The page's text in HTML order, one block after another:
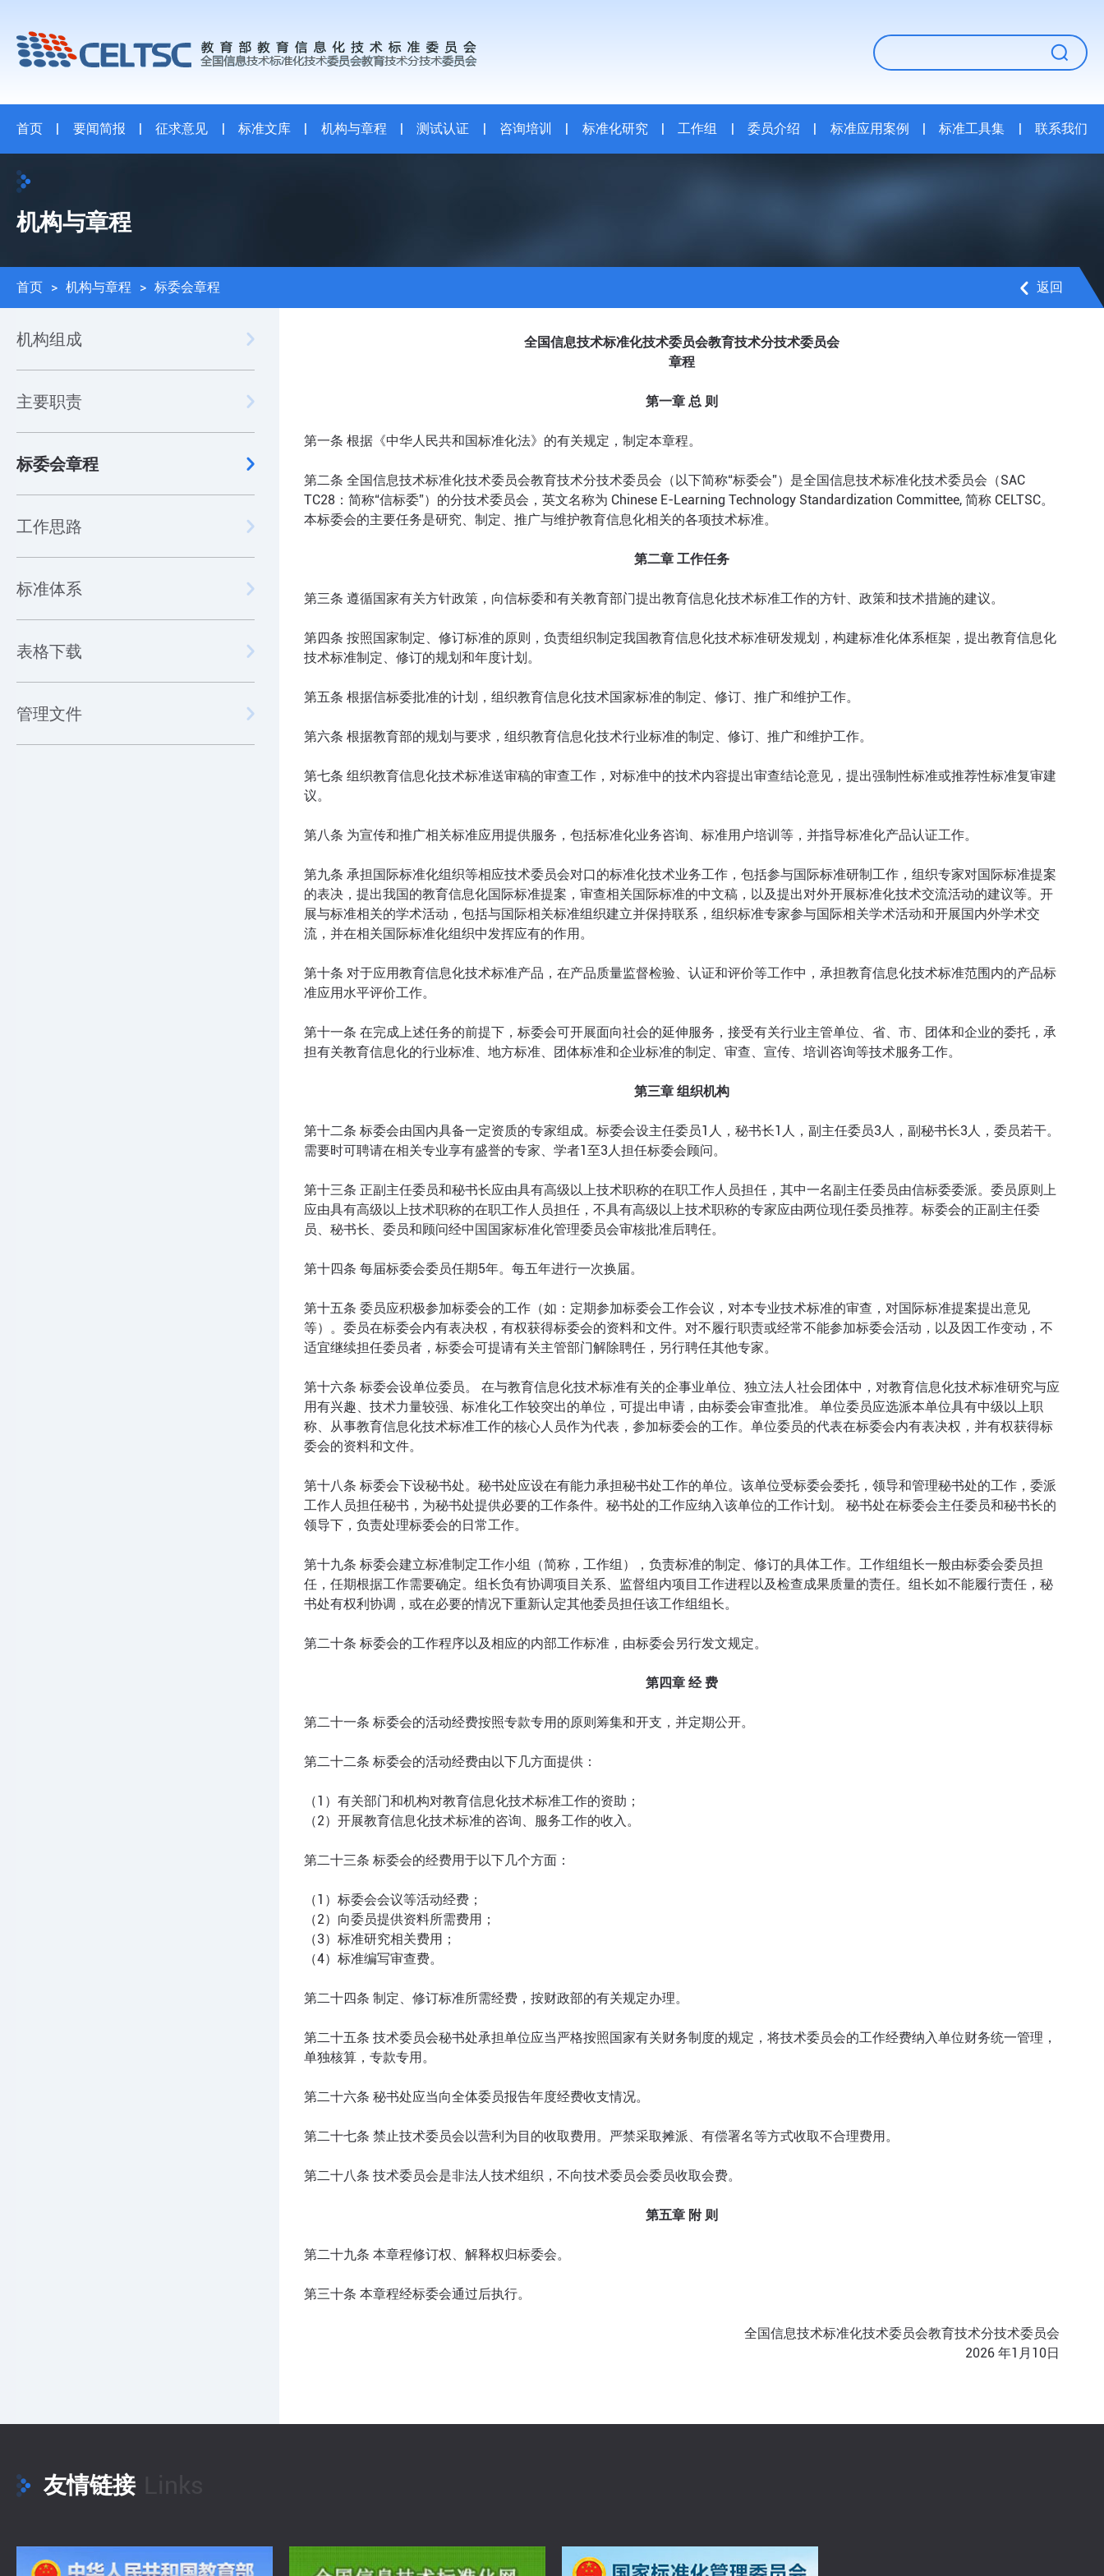
首页 | 要闻简报 | 征求意见 | 标准文库 | 机构与章程 | 测试认证 | 咨询培训 | 标准化研究 | 工作组 | 委员介绍 | 标准应用案例 | 标准工具集 | 联系我们
机构与章程
首页 > 机构与章程 > 标委会章程 返回
机构组成
主要职责
标委会章程
工作思路
标准体系
表格下载
管理文件
全国信息技术标准化技术委员会教育技术分技术委员会
章程
第一章 总 则
第一条 根据《中华人民共和国标准化法》的有关规定，制定本章程。
第二条 全国信息技术标准化技术委员会教育技术分技术委员会（以下简称“标委会”）是全国信息技术标准化技术委员会（SAC
TC28：简称“信标委”）的分技术委员会，英文名称为 Chinese E-Learning Technology Standardization Committee, 简称 CELTSC。
本标委会的主要任务是研究、制定、推广与维护教育信息化相关的各项技术标准。
第二章 工作任务
第三条 遵循国家有关方针政策，向信标委和有关教育部门提出教育信息化技术标准工作的方针、政策和技术措施的建议。
第四条 按照国家制定、修订标准的原则，负责组织制定我国教育信息化技术标准研发规划，构建标准化体系框架，提出教育信息化
技术标准制定、修订的规划和年度计划。
第五条 根据信标委批准的计划，组织教育信息化技术国家标准的制定、修订、推广和维护工作。
第六条 根据教育部的规划与要求，组织教育信息化技术行业标准的制定、修订、推广和维护工作。
第七条 组织教育信息化技术标准送审稿的审查工作，对标准中的技术内容提出审查结论意见，提出强制性标准或推荐性标准复审建
议。
第八条 为宣传和推广相关标准应用提供服务，包括标准化业务咨询、标准用户培训等，并指导标准化产品认证工作。
第九条 承担国际标准化组织等相应技术委员会对口的标准化技术业务工作，包括参与国际标准研制工作，组织专家对国际标准提案
的表决，提出我国的教育信息化国际标准提案，审查相关国际标准的中文稿，以及提出对外开展标准化技术交流活动的建议等。开
展与标准相关的学术活动，包括与国际相关标准组织建立并保持联系，组织标准专家参与国际相关学术活动和开展国内外学术交
流，并在相关国际标准化组织中发挥应有的作用。
第十条 对于应用教育信息化技术标准产品，在产品质量监督检验、认证和评价等工作中，承担教育信息化技术标准范围内的产品标
准应用水平评价工作。
第十一条 在完成上述任务的前提下，标委会可开展面向社会的延伸服务，接受有关行业主管单位、省、市、团体和企业的委托，承
担有关教育信息化的行业标准、地方标准、团体标准和企业标准的制定、审查、宣传、培训咨询等技术服务工作。
第三章 组织机构
第十二条 标委会由国内具备一定资质的专家组成。标委会设主任委员1人，秘书长1人，副主任委员3人，副秘书长3人，委员若干。
需要时可聘请在相关专业享有盛誉的专家、学者1至3人担任标委会顾问。
第十三条 正副主任委员和秘书长应由具有高级以上技术职称的在职工作人员担任，其中一名副主任委员由信标委委派。委员原则上
应由具有高级以上技术职称的在职工作人员担任，不具有高级以上技术职称的专家应由两位现任委员推荐。标委会的正副主任委
员、秘书长、委员和顾问经中国国家标准化管理委员会审核批准后聘任。
第十四条 每届标委会委员任期5年。每五年进行一次换届。
第十五条 委员应积极参加标委会的工作（如：定期参加标委会工作会议，对本专业技术标准的审查，对国际标准提案提出意见
等）。委员在标委会内有表决权，有权获得标委会的资料和文件。对不履行职责或经常不能参加标委会活动，以及因工作变动，不
适宜继续担任委员者，标委会可提请有关主管部门解除聘任，另行聘任其他专家。
第十六条 标委会设单位委员。 在与教育信息化技术标准有关的企事业单位、独立法人社会团体中，对教育信息化技术标准研究与应
用有兴趣、技术力量较强、标准化工作较突出的单位，可提出申请，由标委会审查批准。 单位委员应选派本单位具有中级以上职
称、从事教育信息化技术标准工作的核心人员作为代表，参加标委会的工作。单位委员的代表在标委会内有表决权，并有权获得标
委会的资料和文件。
第十八条 标委会下设秘书处。秘书处应设在有能力承担秘书处工作的单位。该单位受标委会委托，领导和管理秘书处的工作，委派
工作人员担任秘书，为秘书处提供必要的工作条件。秘书处的工作应纳入该单位的工作计划。 秘书处在标委会主任委员和秘书长的
领导下，负责处理标委会的日常工作。
第十九条 标委会建立标准制定工作小组（简称，工作组），负责标准的制定、修订的具体工作。工作组组长一般由标委会委员担
任，任期根据工作需要确定。组长负有协调项目关系、监督组内项目工作进程以及检查成果质量的责任。组长如不能履行责任，秘
书处有权利协调，或在必要的情况下重新认定其他委员担任该工作组组长。
第二十条 标委会的工作程序以及相应的内部工作标准，由标委会另行发文规定。
第四章 经 费
第二十一条 标委会的活动经费按照专款专用的原则筹集和开支，并定期公开。
第二十二条 标委会的活动经费由以下几方面提供：
（1）有关部门和机构对教育信息化技术标准工作的资助；
（2）开展教育信息化技术标准的咨询、服务工作的收入。
第二十三条 标委会的经费用于以下几个方面：
（1）标委会会议等活动经费；
（2）向委员提供资料所需费用；
（3）标准研究相关费用；
（4）标准编写审查费。
第二十四条 制定、修订标准所需经费，按财政部的有关规定办理。
第二十五条 技术委员会秘书处承担单位应当严格按照国家有关财务制度的规定，将技术委员会的工作经费纳入单位财务统一管理，
单独核算，专款专用。
第二十六条 秘书处应当向全体委员报告年度经费收支情况。
第二十七条 禁止技术委员会以营利为目的收取费用。严禁采取摊派、有偿署名等方式收取不合理费用。
第二十八条 技术委员会是非法人技术组织，不向技术委员会委员收取会费。
第五章 附 则
第二十九条 本章程修订权、解释权归标委会。
第三十条 本章程经标委会通过后执行。
全国信息技术标准化技术委员会教育技术分技术委员会
2026 年1月10日
友情链接